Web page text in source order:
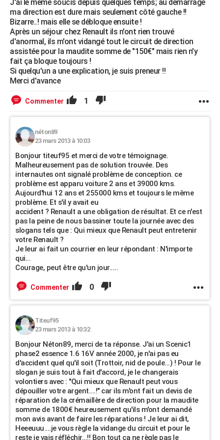
J'ai le même soucis depuis quelques temps; au démarrage
ma direction est dure mais seulement côté gauche !!
Bizarre..! mais elle se débloque ensuite !
Après un séjour chez Renault ils n'ont rien trouvé
d'anormal, ils m'ont vidangé tout le circuit de direction
assistée pour la maudite somme de "150€" mais rien n'y
fait ça bloque toujours !
Si quelqu'un a une explication, je suis preneur !!
Merci d'avance
Commenter 1
néton89
23 mars 2013 à 10:03
Bonjour titeuf95 et merci de votre témoignage.
Malheureusement pas de solution trouvée. Des
internautes ont signalé problème de conception. ce
problème est apparu voiture 2 ans et 39000 kms.
Aujourd'hui 12 ans et 255000 kms et toujours le même
problème. Et s'il y avait eu
accident ? Renault a une obligation de résultat. Et ce n'est
pas la peine de nous bassiner toute la journée avec des
slogans tels que : Qui mieux que Renault peut entretenir
votre Renault ?
Je leur ai fait un courrier en leur répondant : N'importe
qui...
Courage, peut être qu'un jour.....
Commenter 0
Titeuf95
23 mars 2013 à 10:32
Bonjour Néton89, merci de ta réponse. J'ai un Scenic1
phase2 essence 1.6 16V année 2000, je n'ai pas eu
d'accident quel qu'il soit (Trottoir, nid de poule...) ! Pour le
slogan je suis tout à fait d'accord, je le changerais
volontiers avec : "Qui mieux que Renault peut vous
dépouiller votre argent....!" car ils m'ont fait un devis de
réparation de la crémaillère de direction pour la maudite
somme de 1800€ heureusement qu'ils m'ont demandé
mon avis avant de faire les réparations ! Je leur ai dit,
Heeeuuu....je vous règle la vidange du circuit et pour le
reste je vais réfléchir...!! Bon tout ça ne règle pas le